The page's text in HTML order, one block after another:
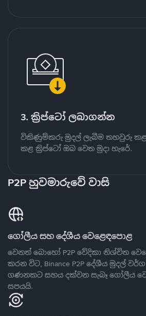
3. ක්‍රිප්ටෝ ලබාගන්න
විකිණුම්කරු මුදල් ලැබීම තහවුරු කළ
කළ ක්‍රිප්ටෝ ඔබ වෙත මුදා හැරේ.
P2P හුවමාරුවේ වාසි
ගෝලීය සහ දේශීය වෙළෙඳපොළ
වෙනත් බොහෝ P2P වේදිකා නිශ්චිත
කරන විට, Binance P2P දේශීය මුදල්
ගණනකට සහය දක්වන සැබෑ ගෝලීය
සපයයි.